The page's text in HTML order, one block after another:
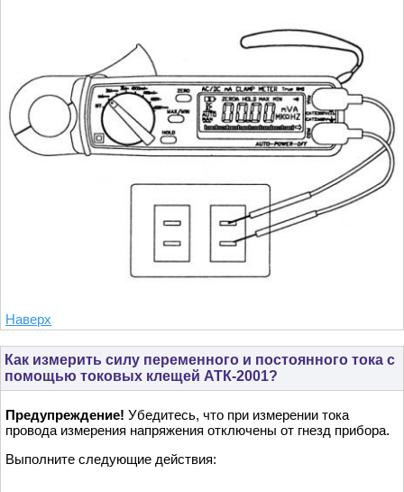
Наверх
Как измерить силу переменного и постоянного тока с
помощью токовых клещей АТК-2001?
Предупреждение! Убедитесь, что при измерении тока
провода измерения напряжения отключены от гнезд прибора.
Выполните следующие действия: